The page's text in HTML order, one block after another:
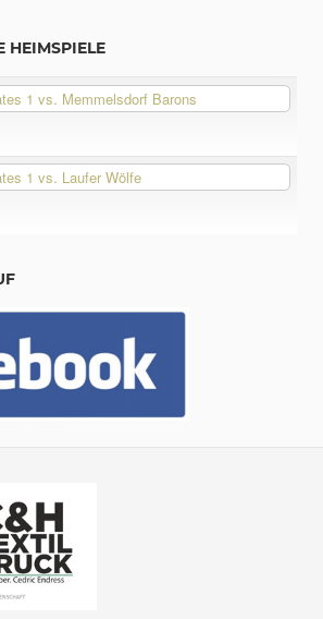
HEIMSPIELE
1 vs. Memmelsdorf Barons
1 vs. Laufer Wölfe